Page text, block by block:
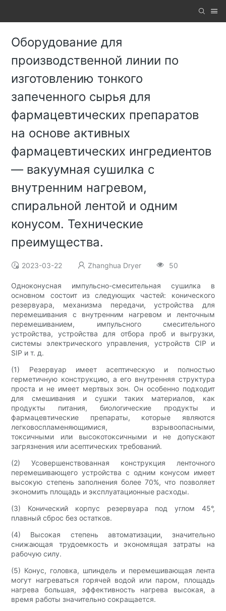
Оборудование для
производственной линии по
изготовлению тонкого
запеченного сырья для
фармацевтических препаратов
на основе активных
фармацевтических ингредиентов
— вакуумная сушилка с
внутренним нагревом,
спиральной лентой и одним
конусом. Технические
преимущества.
2023-03-22 Zhanghua Dryer 50
Одноконусная импульсно-смесительная сушилка в
основном состоит из следующих частей: конического
резервуара, механизма передачи, устройства для
перемешивания с внутренним нагревом и ленточным
перемешиванием, импульсного смесительного
устройства, устройства для отбора проб и выгрузки,
системы электрического управления, устройств CIP и
SIP и т. д.
(1) Резервуар имеет асептическую и полностью
герметичную конструкцию, а его внутренняя структура
проста и не имеет мертвых зон. Он особенно подходит
для смешивания и сушки таких материалов, как
продукты питания, биологические продукты и
фармацевтические препараты, которые являются
легковоспламеняющимися, взрывоопасными,
токсичными или высокотоксичными и не допускают
загрязнения или асептических требований.
(2) Усовершенствованная конструкция ленточного
перемешивающего устройства с одним конусом имеет
высокую степень заполнения более 70%, что позволяет
экономить площадь и эксплуатационные расходы.
(3) Конический корпус резервуара под углом 45°,
плавный сброс без остатков.
(4) Высокая степень автоматизации, значительно
снижающая трудоемкость и экономящая затраты на
рабочую силу.
(5) Конус, головка, шпиндель и перемешивающая лента
могут нагреваться горячей водой или паром, площадь
нагрева большая, эффективность нагрева высокая, а
время работы значительно сокращается.